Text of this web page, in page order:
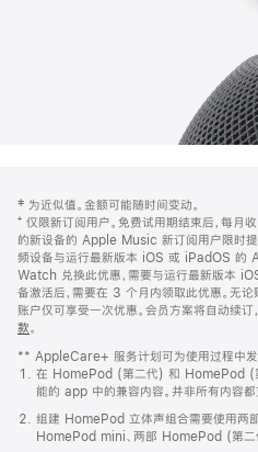
页
页
脚
注
‡ 为近似值。金额可能随时间变动。
⁺ 仅限新订阅用户。免费试用期结束后，每月
的新设备的 Apple Music 新订阅用户限时提
频设备与运行最新版本 iOS 或 iPadOS 的
Watch 兑换此优惠，需要与运行最新版本
备激活后，需要在 3 个月内领取此优惠。无
账户仅可享受一次优惠。会员方案将自动续订
款。
窗
口
中
打
开)
** AppleCare+ 服务计划可为使用过程中发
在 HomePod (第二代) 和 HomePod (
能的 app 中的兼容内容。并非所有内容都
组建 HomePod 立体声组合需要使用两
HomePod mini、两部 HomePod (第